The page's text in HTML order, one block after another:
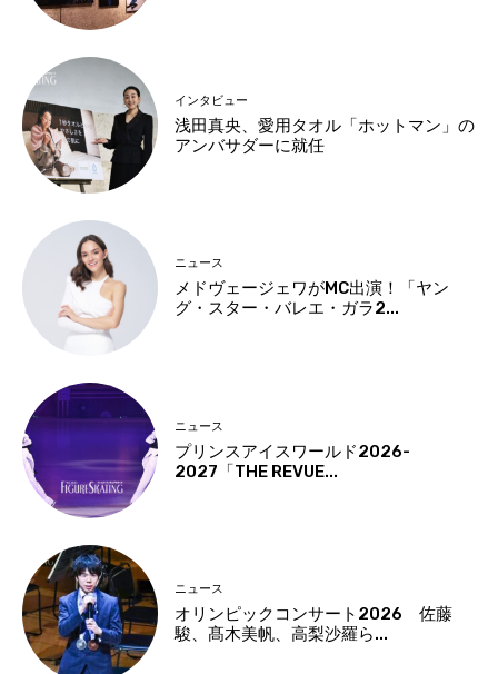
インタビュー
浅田真央、愛用タオル「ホットマン」の
アンバサダーに就任
ニュース
メドヴェージェワがMC出演！「ヤン
グ・スター・バレエ・ガラ2...
ニュース
プリンスアイスワールド2026-
2027「THE REVUE...
ニュース
オリンピックコンサート2026 佐藤
駿、髙木美帆、高梨沙羅ら...